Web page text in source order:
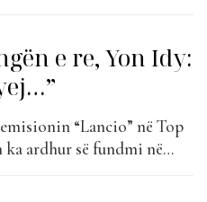
e re, Yon Idy:
“Lancio” në Top
ardhur së fundmi në